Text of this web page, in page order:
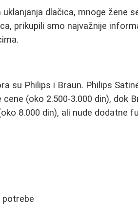
dlačica, mnoge žene
prikupili smo najvažnije
su Philips i Braun. Philips
(oko 2.500-3.000 din), dok
8.000 din), ali nude dodatne
potrebe